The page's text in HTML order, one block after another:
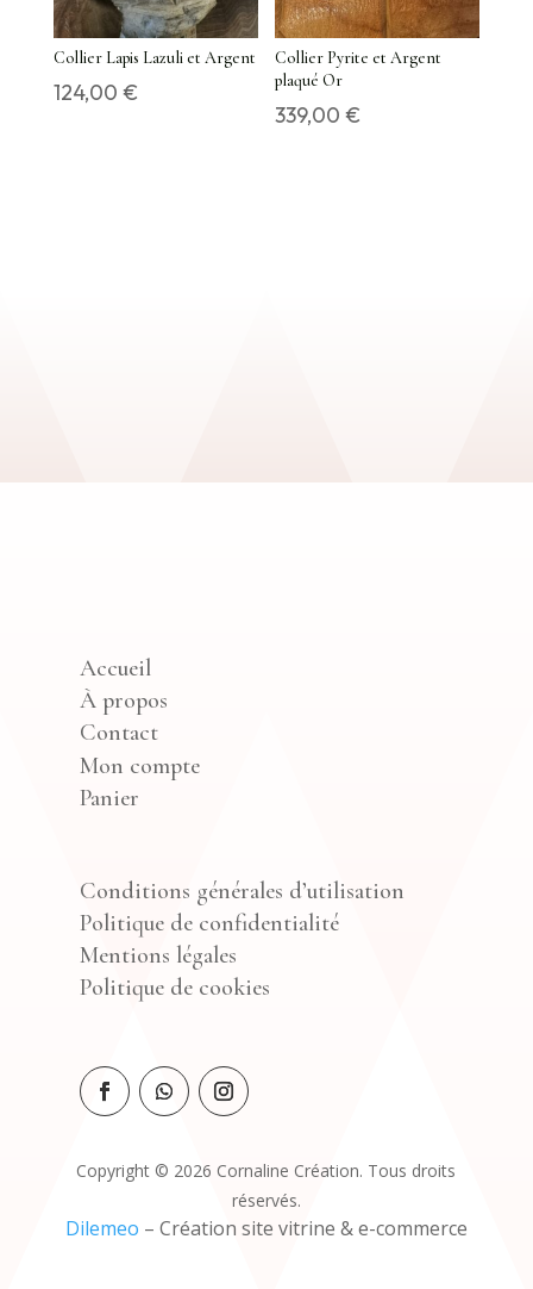
Collier Lapis Lazuli et Argent
124,00 €
Collier Pyrite et Argent
plaqué Or
339,00€
Accueil
À propos
Contact
Mon compte
Panier
Conditions générales d’utilisation
Politique de confidentialité
Mentions légales
Politique de cookies
Copyright © 2026 Cornaline Création. Tous droits
réservés.
Dilemeo – Création site vitrine & e-commerce